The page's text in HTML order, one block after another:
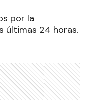
por la
últimas 24 horas.